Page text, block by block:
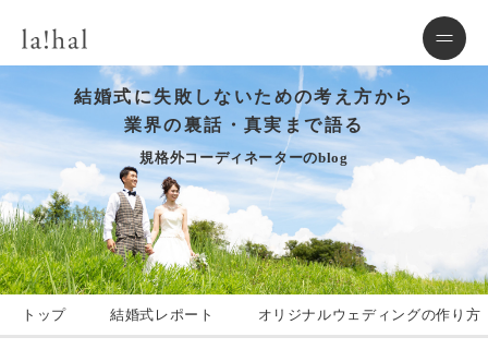
結婚式に失敗しないための考え方から
業界の裏話・真実まで語る
規格外コーディネーターのblog
トップ 結婚式レポート オリジナルウェディングの作り方